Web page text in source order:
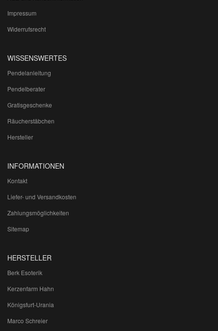
Impressum
Widerrufsrecht
WISSENSWERTES
Pendelanleitung
Pendelberater
Gratisgeschenke
Räucherstäbchen
Hersteller
INFORMATIONEN
Kontakt
Liefer- und Versandkosten
Zahlungsmöglichkeiten
Sitemap
HERSTELLER
Berk Esoterik
Kerzenfarm Hahn
Königsfurt-Urania
Marco Schreier